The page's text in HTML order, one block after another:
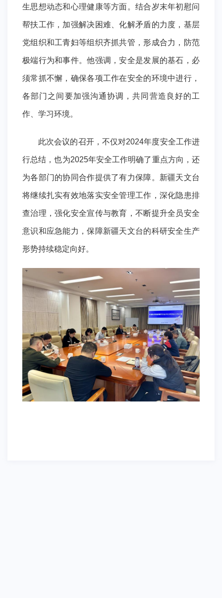
生思想动态和心理健康等方面。结合岁末年初慰问
帮扶工作，加强解决困难、化解矛盾的力度，基层
党组织和工青妇等组织齐抓共管，形成合力，防范
极端行为和事件。他强调，安全是发展的基石，必
须常抓不懈，确保各项工作在安全的环境中进行，
各部门之间要加强沟通协调，共同营造良好的工
作、学习环境。
此次会议的召开，不仅对2024年度安全工作进
行总结，也为2025年安全工作明确了重点方向，还
为各部门的协同合作提供了有力保障。新疆天文台
将继续扎实有效地落实安全管理工作，深化隐患排
查治理，强化安全宣传与教育，不断提升全员安全
意识和应急能力，保障新疆天文台的科研安全生产
形势持续稳定向好。